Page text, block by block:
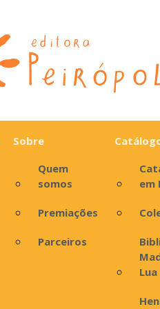
Sobre
Quem
somos
Premiações
Parceiros
em
Lua